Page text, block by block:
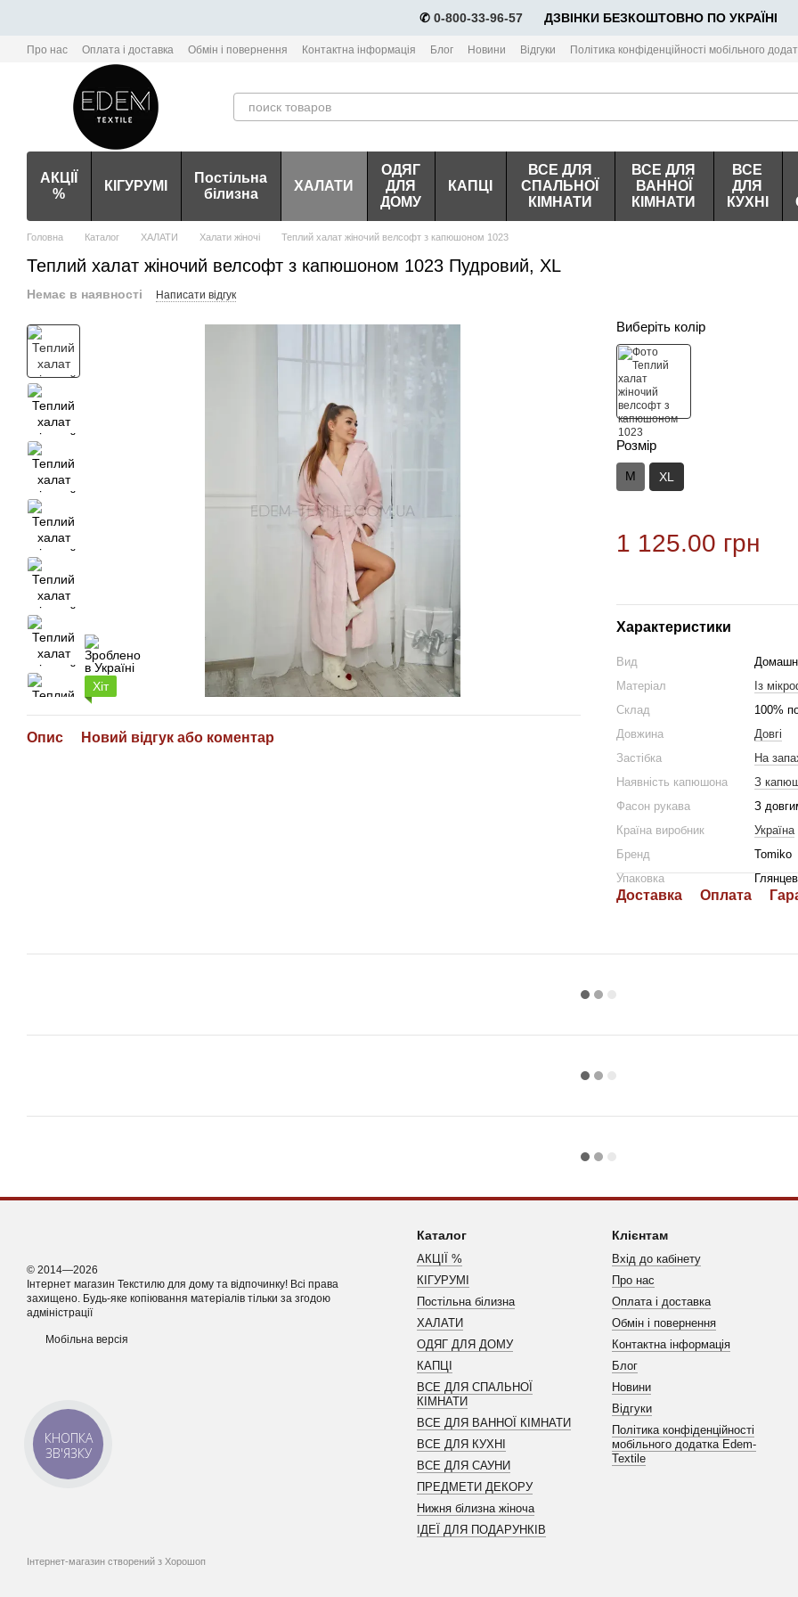
✆ 0-800-33-96-57 ⠀⠀ДЗВІНКИ БЕЗКОШТОВНО ПО УКРАЇНІ
Про нас Оплата і доставка Обмін і повернення Контактна інформація Блог Новини Відгуки Політика конфіденційності мобільного
АКЦІЇ
%
КІГУРУМІ
Постільна
білизна
ХАЛАТИ
ОДЯГ
ДЛЯ
ДОМУ
КАПЦІ
ВСЕ ДЛЯ
СПАЛЬНОЇ
КІМНАТИ
ВСЕ ДЛЯ
ВАННОЇ
КІМНАТИ
ВСЕ
ДЛЯ
КУХНІ
Головна Каталог ХАЛАТИ Халати жіночі Теплий халат жіночий велсофт з капюшоном 1023
Теплий халат жіночий велсофт з капюшоном 1023 Пудровий, XL
Немає в наявності Написати відгук
Хіт
Опис Новий відгук або коментар
Виберіть колір
Розмір
M XL
1 125.00 грн
Характеристики
Вид
Матеріал
Із
Склад
100%
Довжина
Довгі
Застібка
На
Наявність капюшона
З
Фасон рукава
З
Країна виробник
Україна
Бренд
Tomiko
Упаковка
Доставка Оплата
© 2014—2026
Інтернет магазин Текстилю для дому та відпочинку! Всі права
захищено. Будь-яке копіювання матеріалів тільки за згодою
адміністрації
Мобільна версія
Інтернет-магазин створений з Хорошоп
Каталог
АКЦІЇ %
КІГУРУМІ
Постільна білизна
ХАЛАТИ
ОДЯГ ДЛЯ ДОМУ
КАПЦІ
ВСЕ ДЛЯ СПАЛЬНОЇ
КІМНАТИ
ВСЕ ДЛЯ ВАННОЇ КІМНАТИ
ВСЕ ДЛЯ КУХНІ
ВСЕ ДЛЯ САУНИ
ПРЕДМЕТИ ДЕКОРУ
Нижня білизна жіноча
ІДЕЇ ДЛЯ ПОДАРУНКІВ
Клієнтам
Вхід до кабінету
Про нас
Оплата і доставка
Обмін і повернення
Контактна інформація
Блог
Новини
Відгуки
Політика конфіденційності
мобільного додатка Edem-
Textile
КНОПКА
ЗВ'ЯЗКУ